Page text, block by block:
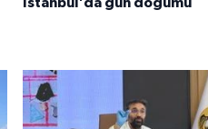
İstanbul'da gün doğumu